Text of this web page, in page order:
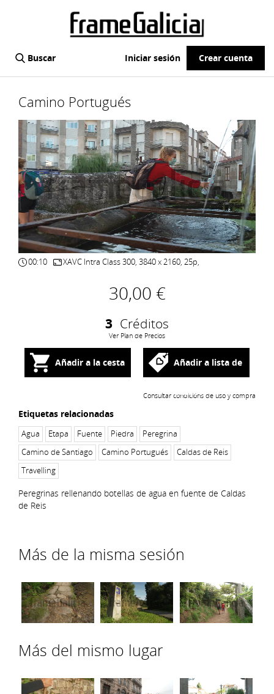
Buscar Iniciar sesión Crear cuenta
Camino Portugués
00:10 XAVC Intra Class 300, 3840 x 2160, 25p,
30,00 €
3 Créditos
Ver Plan de Precios
Añadir a la cesta Añadir a lista de
deseos
Consultar condicións de uso y compra
Etiquetas relacionadas
Agua Etapa Fuente Piedra
Peregrina
Camino de Santiago
Camino Portugués
Caldas de Reis
Travelling
Peregrinas rellenando botellas de agua en fuente de Caldas
de Reis
Más de la misma sesión
Más del mismo lugar